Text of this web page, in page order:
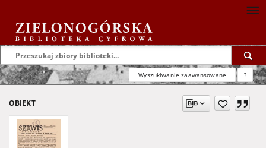
Wyszukiwanie zaawansowane ?
OBIEKT